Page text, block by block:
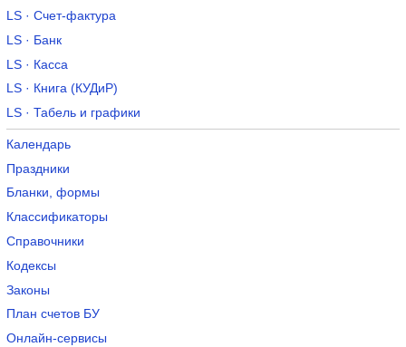
LS · Счет-фактура
LS · Банк
LS · Касса
LS · Книга (КУДиР)
LS · Табель и графики
Календарь
Праздники
Бланки, формы
Классификаторы
Справочники
Кодексы
Законы
План счетов БУ
Онлайн-сервисы